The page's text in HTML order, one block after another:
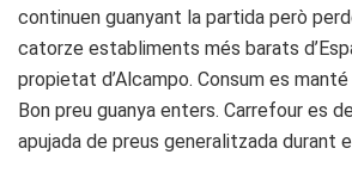
continuen guanyant la partida però
catorze establiments més barats
propietat d’Alcampo. Consum es
Bon preu guanya enters. Carrefour es
apujada de preus generalitzada durant